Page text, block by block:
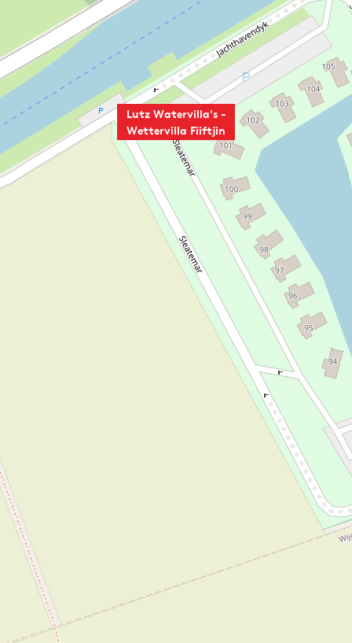
Lutz Watervilla's -
Wettervilla Fiiftjin